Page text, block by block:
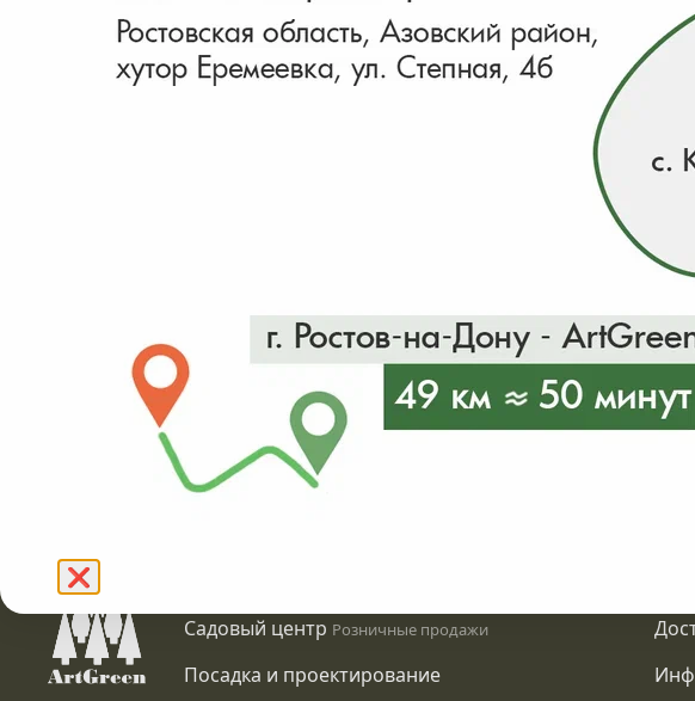
❌
Плющ колхидский(
Hedera colchica )
от 250₽ в наличии 0 шт
Подробнее
Садовый центр Розничные продажи
Посадка и проектирование